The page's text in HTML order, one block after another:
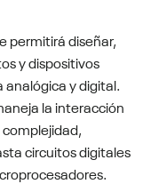
permitirá diseñar,
y dispositivos
y digital.
la interacción
circuitos digitales